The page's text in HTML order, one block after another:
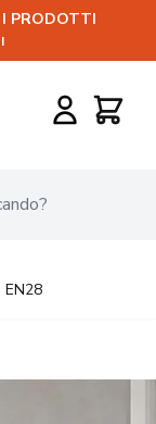
PRODOTTI
Carrello
EN28